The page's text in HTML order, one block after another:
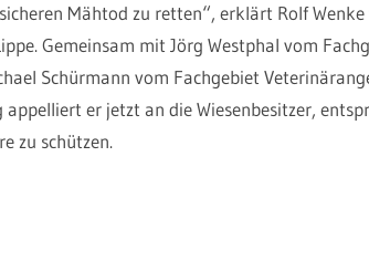
Mähtod zu retten“, erklärt Rolf
Gemeinsam mit Jörg Westphal vom
Schürmann vom Fachgebiet
er jetzt an die Wiesenbesitzer,
zu schützen.